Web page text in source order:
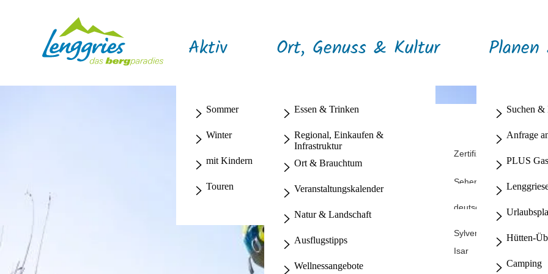
Aktiv
Sommer
Winter
Langlauf & Skaten
mit Kindern
Familien Winter
Touren
Ort, Genuss & Kultur
Essen & Trinken
Regional, Einkaufen &
Infrastruktur
Zertifizierte Produkte
Unternehmen aus
Einkaufen in Lenggries
Ort & Brauchtum
Sehenswertes
Lebendiges Brauchtum
Museum
Kräuterort Lenggries
Flößerdorf Lenggries
Veranstaltungskalender
deutscher
Natur & Landschaft
Sylvensteinsee
Isar
Ausflugstipps
Wellnessangebote
Suchen &
Anfrage
PLUS
Hütten-
Camping